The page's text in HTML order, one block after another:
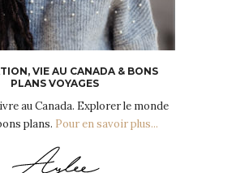
VIE AU CANADA & BONS
PLANS VOYAGES
au Canada. Explorer le monde
plans. Pour en savoir plus...